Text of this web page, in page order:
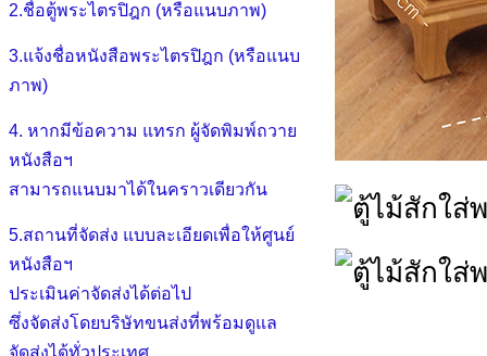
2.ชื่อตู้พระไตรปิฎก (หรือแนบภาพ)
3.แจ้งชื่อหนังสือพระไตรปิฎก (หรือแนบ
ภาพ)
4. หากมีข้อความ แทรก ผู้จัดพิมพ์ถวาย
หนังสือฯ
สามารถแนบมาได้ในคราวเดียวกัน
5.สถานที่จัดส่ง แบบละเอียดเพื่อให้ศูนย์
หนังสือฯ
ประเมินค่าจัดส่งได้ต่อไป
ซึ่งจัดส่งโดยบริษัทขนส่งที่พร้อมดูแล
จัดส่งได้ทั่วประเทศ